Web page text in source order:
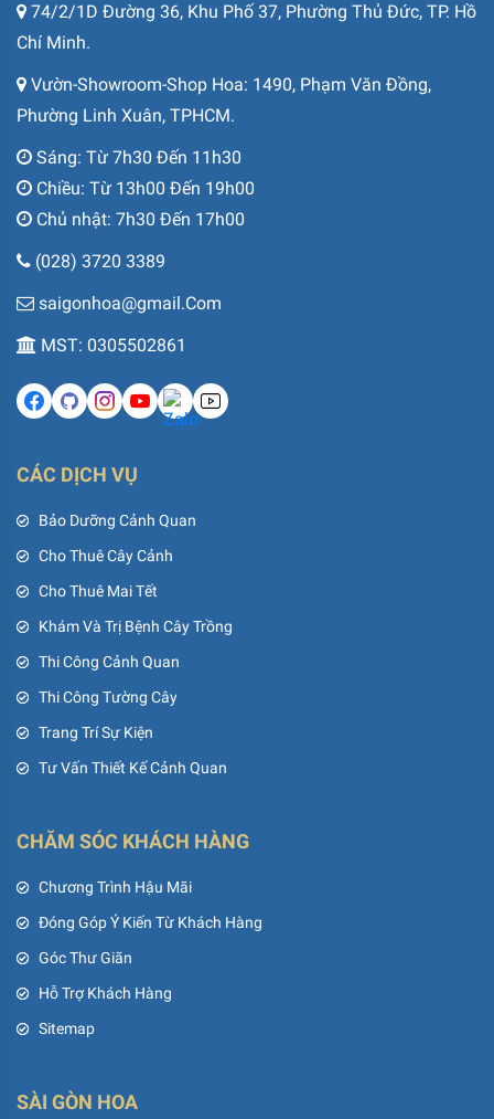
74/2/1D Đường 36, Khu Phố 37, Phường Thủ Đức, TP. Hồ
Chí Minh.
Vườn-Showroom-Shop Hoa: 1490, Phạm Văn Đồng,
Phường Linh Xuân, TPHCM.
Sáng: Từ 7h30 Đến 11h30
Chiều: Từ 13h00 Đến 19h00
Chủ nhật: 7h30 Đến 17h00
(028) 3720 3389
saigonhoa@gmail.Com
MST: 0305502861
CÁC DỊCH VỤ
Bảo Dưỡng Cảnh Quan
Cho Thuê Cây Cảnh
Cho Thuê Mai Tết
Khám Và Trị Bệnh Cây Trồng
Thi Công Cảnh Quan
Thi Công Tường Cây
Trang Trí Sự Kiện
Tư Vấn Thiết Kế Cảnh Quan
CHĂM SÓC KHÁCH HÀNG
Chương Trình Hậu Mãi
Đóng Góp Ý Kiến Từ Khách Hàng
Góc Thư Giãn
Hỗ Trợ Khách Hàng
Sitemap
SÀI GÒN HOA